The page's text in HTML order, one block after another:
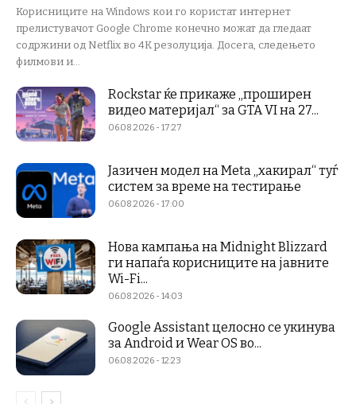
Корисниците на Windows кои го користат интернет
прелистувачот Google Chrome конечно можат да гледаат
содржини од Netflix во 4K резолуција. Досега, следењето
филмови и...
Rockstar ќе прикаже „проширен
видео материјал“ за GTA VI на 27...
06.08.2026 - 17:27
Јазичен модел на Meta „хакирал“ туѓ
систем за време на тестирање
06.08.2026 - 17:00
Нова кампања на Midnight Blizzard
ги напаѓа корисниците на јавните
Wi-Fi...
06.08.2026 - 14:03
Google Assistant целосно се укинува
за Android и Wear OS во...
06.08.2026 - 12:23